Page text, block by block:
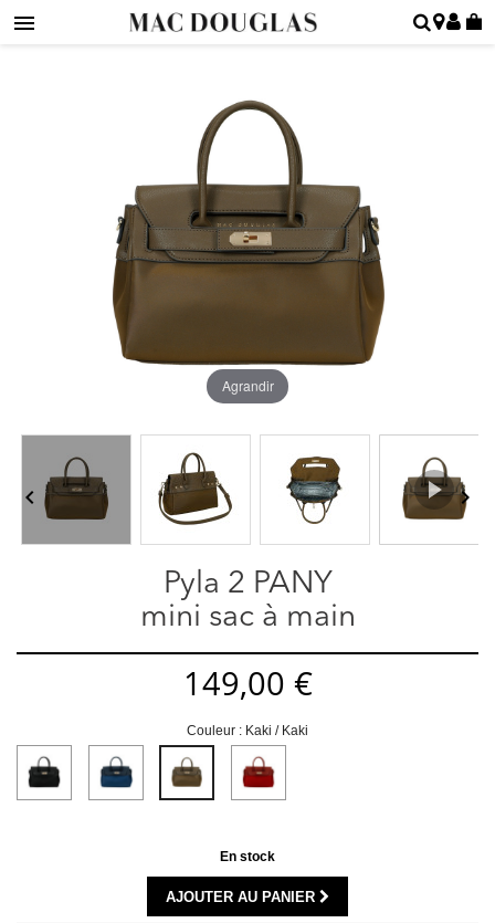
Agrandir
 
Pyla 2 PANY
mini sac à main
149,00 €
Couleur : Kaki / Kaki
Marine
En stock
AJOUTER AU PANIER